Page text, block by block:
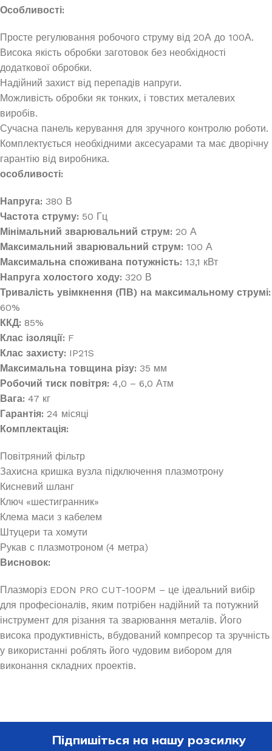
Особливості:
Просте регулювання робочого струму від 20А до 100А.
Висока якість обробки заготовок без необхідності
додаткової обробки.
Надійний захист від перепадів напруги.
Можливість обробки як тонких, і товстих металевих
виробів.
Сучасна панель керування для зручного контролю роботи.
Комплектується необхідними аксесуарами та має дворічну
гарантію від виробника.
особливості:
Напруга: 380 В
Частота струму: 50 Гц
Мінімальний зварювальний струм: 20 А
Максимальний зварювальний струм: 100 А
Максимальна споживана потужність: 13,1 кВт
Напруга холостого ходу: 320 В
Тривалість увімкнення (ПВ) на максимальному струмі:
60%
ККД: 85%
Клас ізоляції: F
Клас захисту: IP21S
Максимальна товщина різу: 35 мм
Робочий тиск повітря: 4,0 – 6,0 Атм
Вага: 47 кг
Гарантія: 24 місяці
Комплектація:
Повітряний фільтр
Захисна кришка вузла підключення плазмотрону
Кисневий шланг
Ключ «шестигранник»
Клема маси з кабелем
Штуцери та хомути
Рукав с плазмотроном (4 метра)
Висновок:
Плазморіз EDON PRO CUT-100PM – це ідеальний вибір
для професіоналів, яким потрібен надійний та потужний
інструмент для різання та зварювання металів. Його
висока продуктивність, вбудований компресор та зручність
у використанні роблять його чудовим вибором для
виконання складних проектів.
Підпишіться на нашу розсилку